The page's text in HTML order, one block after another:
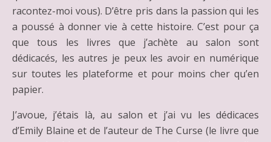
racontez-moi vous). D’être pris dans la passion qui les
a poussé à donner vie à cette histoire. C’est pour ça
que tous les livres que j’achète au salon sont
dédicacés, les autres je peux les avoir en numérique
sur toutes les plateforme et pour moins cher qu’en
papier.
J’avoue, j’étais là, au salon et j’ai vu les dédicaces
d’Emily Blaine et de l’auteur de The Curse (le livre que